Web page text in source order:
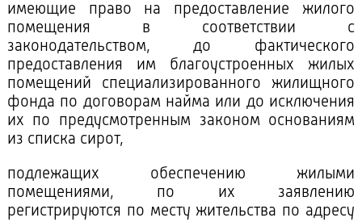
имеющие право на предоставление жилого
помещения в соответствии с
законодательством, до фактического
предоставления им благоустроенных жилых
помещений специализированного жилищного
фонда по договорам найма или до исключения
их по предусмотренным законом основаниям
из списка сирот,
подлежащих обеспечению жилыми
помещениями, по их заявлению
регистрируются по месту жительства по адресу